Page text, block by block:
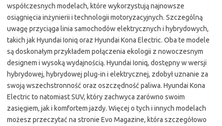
współczesnych modelach, które wykorzystują najnowsze
osiągnięcia inżynierii i technologii motoryzacyjnych. Szczególną
uwagę przyciąga linia samochodów elektrycznych i hybrydowych,
takich jak Hyundai Ioniq oraz Hyundai Kona Electric. Oba te modele
są doskonałym przykładem połączenia ekologii z nowoczesnym
designem i wysoką wydajnością. Hyundai Ioniq, dostępny w wersji
hybrydowej, hybrydowej plug-in i elektrycznej, zdobył uznanie za
swoją wszechstronność oraz oszczędność paliwa. Hyundai Kona
Electric to natomiast SUV, który zachwyca zarówno swoim
zasięgiem, jak i komfortem jazdy. Więcej o tych i innych modelach
możesz przeczytać na stronie Evo Magazine, która szczegółowo